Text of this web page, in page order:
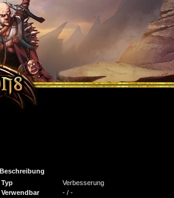
Beschreibung
Typ
Verbesserung
Verwendbar
- / -